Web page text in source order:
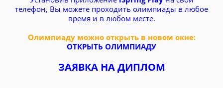
телефон, Вы можете проходить олимпиады в любое
время и в любом месте.
Олимпиаду можно открыть в новом окне:
ОТКРЫТЬ ОЛИМПИАДУ
ЗАЯВКА НА ДИПЛОМ